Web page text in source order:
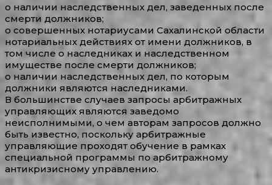
о наличии наследственных дел, заведенных после
смерти должников;
о совершенных нотариусами Сахалинской области
нотариальных действиях от имени должников, в
том числе о наследниках и наследственном
имуществе после смерти должников;
о наличии наследственных дел, по которым
должники являются наследниками.
В большинстве случаев запросы арбитражных
управляющих являются заведомо
неисполнимыми, о чем авторам запросов должно
быть известно, поскольку арбитражные
управляющие проходят обучение в рамках
специальной программы по арбитражному
антикризисному управлению.